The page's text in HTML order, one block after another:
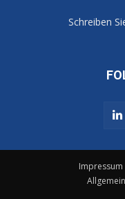
Schreiben
Impressum